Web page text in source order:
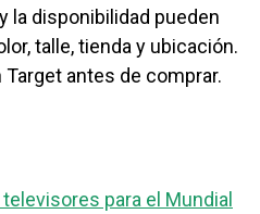
la disponibilidad pueden
talle, tienda y ubicación.
antes de comprar.
para el Mundial